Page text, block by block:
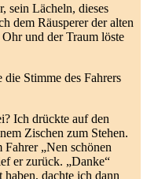
sein Lächeln, dieses
dem Räusperer der alten
und der Traum löste
Stimme des Fahrers
Ich drückte auf den
Zischen zum Stehen.
„Nen schönen
er zurück. „Danke“
dachte ich dann